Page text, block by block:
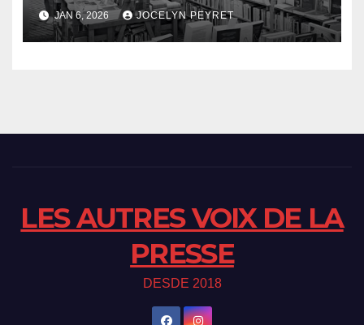
JAN 6, 2026 JOCELYN PEYRET
LES AUTRES VOIX DE LA
PRESSE
DESDE 2018